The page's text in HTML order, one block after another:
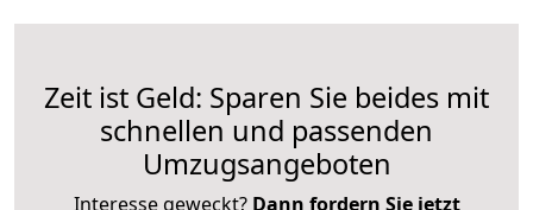
Zeit ist Geld: Sparen Sie beides mit
schnellen und passenden
Umzugsangeboten
Interesse geweckt? Dann fordern Sie jetzt